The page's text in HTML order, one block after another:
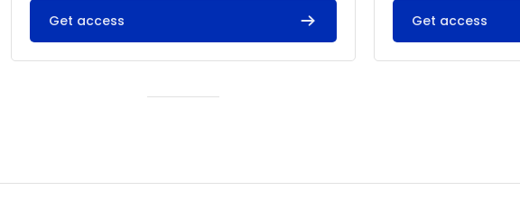
Get access Get access